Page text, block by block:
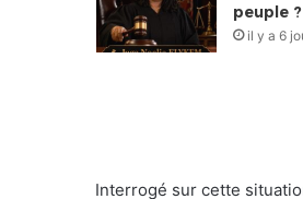
peuple ?
il y a 6
Interrogé sur cette